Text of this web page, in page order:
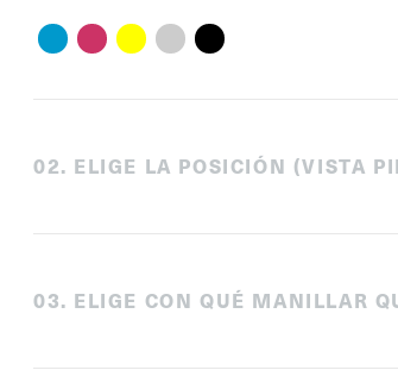
02. ELIGE LA POSICIÓN (VISTA
03. ELIGE CON QUÉ MANILLAR